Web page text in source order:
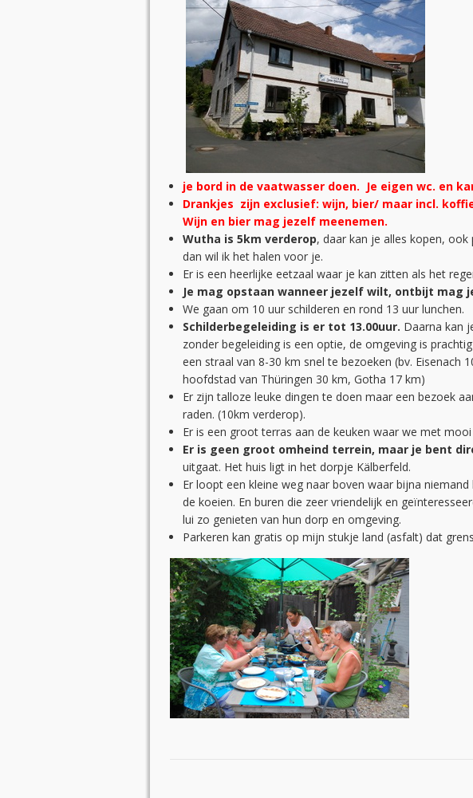
je bord in de vaatwasser doen. Je eigen wc. en
Drankjes zijn exclusief: wijn, bier/ maar incl.
Wijn en bier mag jezelf meenemen.
Wutha is 5km verderop, daar kan je alles kopen,
dan wil ik het halen voor je.
Er is een heerlijke eetzaal waar je kan zitten als het
Je mag opstaan wanneer jezelf wilt, ontbijt mag
We gaan om 10 uur schilderen en rond 13 uur lunchen.
Schilderbegeleiding is er tot 13.00uur. Daarna kan
zonder begeleiding is een optie, de omgeving is
een straal van 8-30 km snel te bezoeken (bv. Eisenach
hoofdstad van Thüringen 30 km, Gotha 17 km)
Er zijn talloze leuke dingen te doen maar een bezoek
raden. (10km verderop).
Er is een groot terras aan de keuken waar we met
Er is geen groot omheind terrein, maar je bent
uitgaat. Het huis ligt in het dorpje Kälberfeld.
Er loopt een kleine weg naar boven waar bijna
de koeien. En buren die zeer vriendelijk en
lui zo genieten van hun dorp en omgeving.
Parkeren kan gratis op mijn stukje land (asfalt) dat